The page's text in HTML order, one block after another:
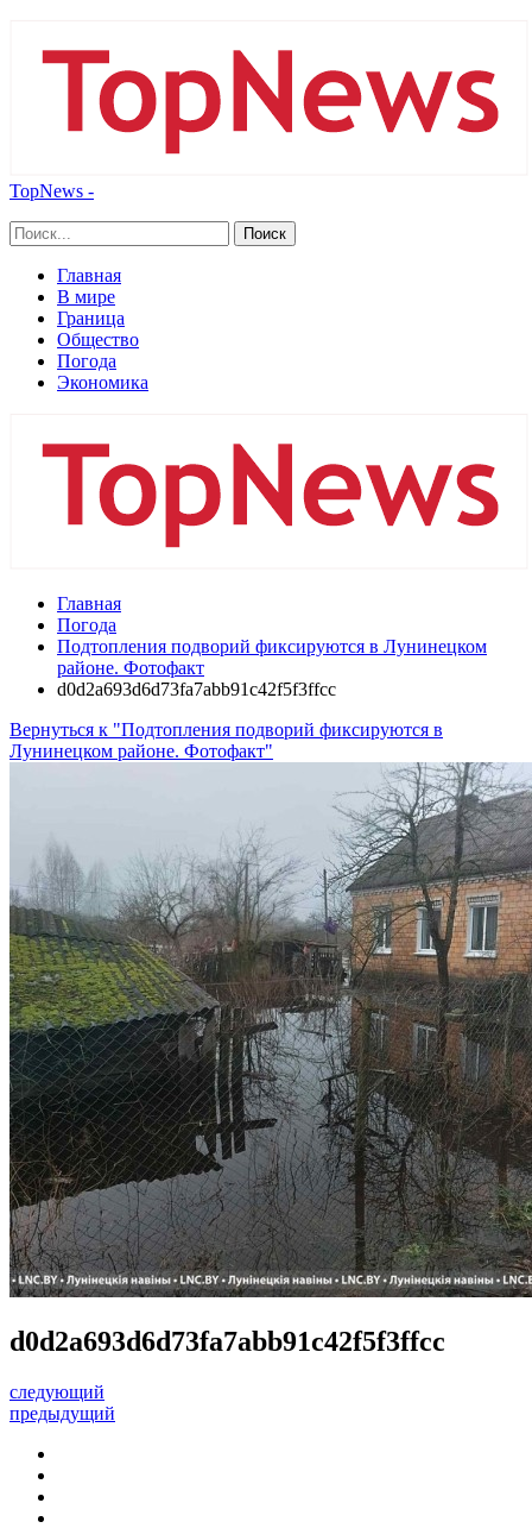
TopNews -
Главная
В мире
Граница
Общество
Погода
Экономика
Главная
Погода
Подтопления подворий фиксируются в Лунинецком
районе. Фотофакт
d0d2a693d6d73fa7abb91c42f5f3ffcc
Вернуться к "Подтопления подворий фиксируются в
Лунинецком районе. Фотофакт"
d0d2a693d6d73fa7abb91c42f5f3ffcc
следующий
предыдущий